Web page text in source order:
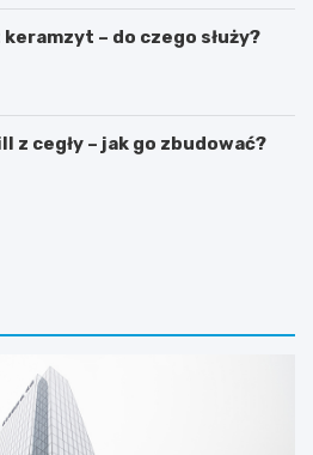
– do czego służy?
z cegły – jak go zbudować?